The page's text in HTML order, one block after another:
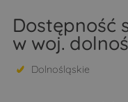
Dostępność
w woj.
Dolnośląskie